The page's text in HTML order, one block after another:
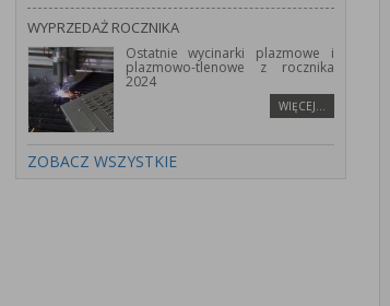
WYPRZEDAŻ ROCZNIKA
Ostatnie wycinarki plazmowe i
plazmowo-tlenowe z rocznika
2024
WIĘCEJ…
ZOBACZ WSZYSTKIE